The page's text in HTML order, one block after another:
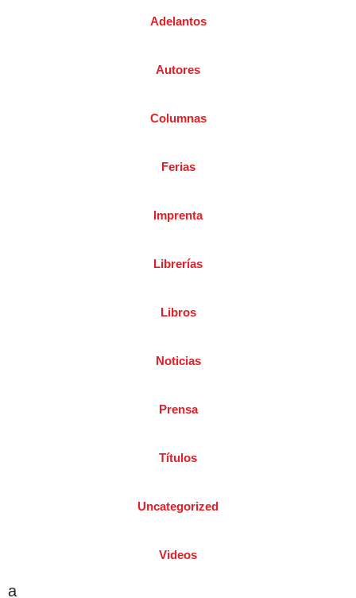
Adelantos
Autores
Columnas
Ferias
Imprenta
Librerías
Libros
Noticias
Prensa
Títulos
Uncategorized
Videos
a